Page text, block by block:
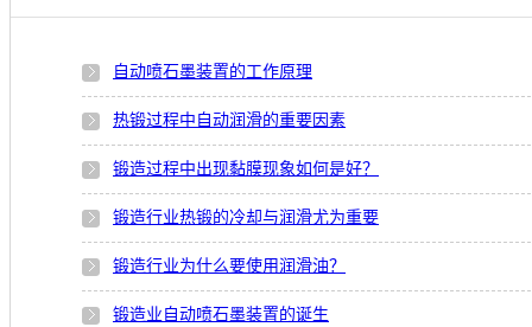
自动喷石墨装置的工作原理
热锻过程中自动润滑的重要因素
锻造过程中出现黏膜现象如何是好？
锻造行业热锻的冷却与润滑尤为重要
锻造行业为什么要使用润滑油？
锻造业自动喷石墨装置的诞生